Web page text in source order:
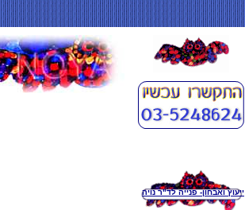
ייעוץ ואבחון- פנייה לד"ר נויה